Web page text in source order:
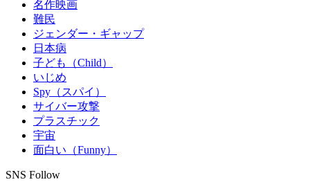
名作映画
難民
ジェンダー・ギャップ
日本病
子ども（Child）
いじめ
Spy（スパイ）
サイバー攻撃
プラスチック
宇宙
面白い（Funny）
SNS Follow